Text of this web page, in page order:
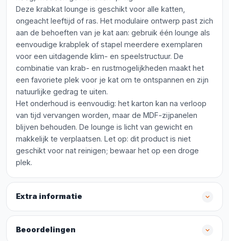
Deze krabkat lounge is geschikt voor alle katten,
ongeacht leeftijd of ras. Het modulaire ontwerp past zich
aan de behoeften van je kat aan: gebruik één lounge als
eenvoudige krabplek of stapel meerdere exemplaren
voor een uitdagende klim- en speelstructuur. De
combinatie van krab- en rustmogelijkheden maakt het
een favoriete plek voor je kat om te ontspannen en zijn
natuurlijke gedrag te uiten.
Het onderhoud is eenvoudig: het karton kan na verloop
van tijd vervangen worden, maar de MDF-zijpanelen
blijven behouden. De lounge is licht van gewicht en
makkelijk te verplaatsen. Let op: dit product is niet
geschikt voor nat reinigen; bewaar het op een droge
plek.
Extra informatie
Beoordelingen